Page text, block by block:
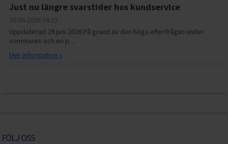
Just nu längre svarstider hos kundservice
30.06.2026 14.15
Uppdaterad 29 juni 2026 På grund av den höga efterfrågan under
sommaren och en p…
Mer information »
FÖLJ OSS